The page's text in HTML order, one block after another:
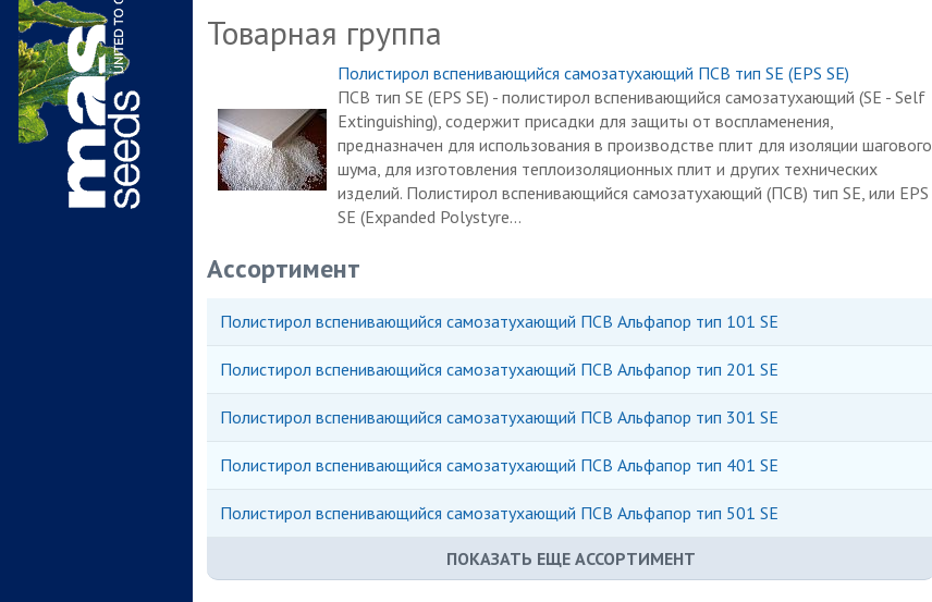
Товарная группа
Полистирол вспенивающийся самозатухающий ПСВ тип SE (ЕРS SE)
ПСВ тип SE (ЕРS SE) - полистирол вспенивающийся самозатухающий (SE - Self
Extinguishing), содержит присадки для защиты от воспламенения,
предназначен для использования в производстве плит для изоляции шагового
шума, для изготовления теплоизоляционных плит и других технических
изделий. Полистирол вспенивающийся самозатухающий (ПСВ) тип SE, или EPS
SE (Expanded Polystyre...
Ассортимент
Полистирол вспенивающийся самозатухающий ПСВ Альфапор тип 101 SE
Полистирол вспенивающийся самозатухающий ПСВ Альфапор тип 201 SE
Полистирол вспенивающийся самозатухающий ПСВ Альфапор тип 301 SE
Полистирол вспенивающийся самозатухающий ПСВ Альфапор тип 401 SE
Полистирол вспенивающийся самозатухающий ПСВ Альфапор тип 501 SE
ПОКАЗАТЬ ЕЩЕ АССОРТИМЕНТ